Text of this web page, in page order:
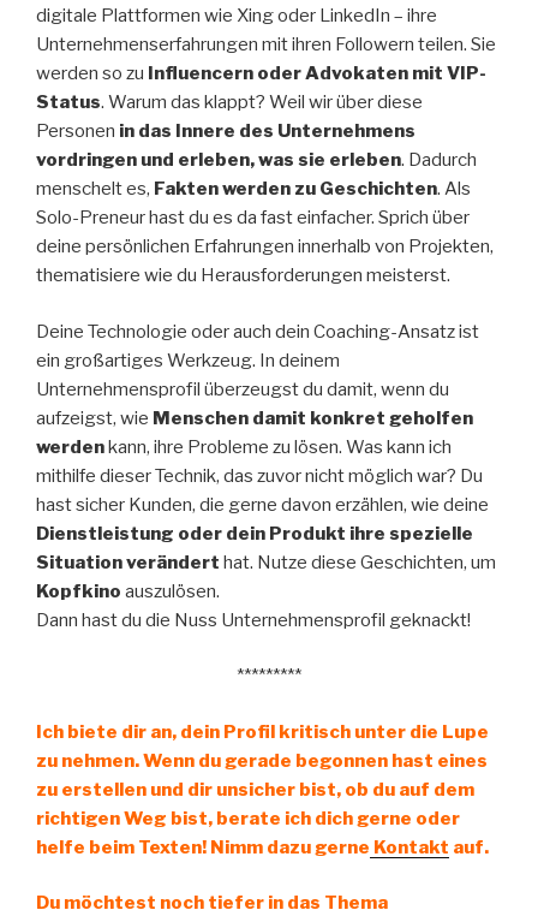
digitale Plattformen wie Xing oder LinkedIn – ihre
Unternehmenserfahrungen mit ihren Followern teilen. Sie
werden so zu Influencern oder Advokaten mit VIP-
Status. Warum das klappt? Weil wir über diese
Personen in das Innere des Unternehmens
vordringen und erleben, was sie erleben. Dadurch
menschelt es, Fakten werden zu Geschichten. Als
Solo-Preneur hast du es da fast einfacher. Sprich über
deine persönlichen Erfahrungen innerhalb von Projekten,
thematisiere wie du Herausforderungen meisterst.
Deine Technologie oder auch dein Coaching-Ansatz ist
ein großartiges Werkzeug. In deinem
Unternehmensprofil überzeugst du damit, wenn du
aufzeigst, wie Menschen damit konkret geholfen
werdenkann, ihre Probleme zu lösen. Was kann ich
mithilfe dieser Technik, das zuvor nicht möglich war? Du
hast sicher Kunden, die gerne davon erzählen, wie deine
Dienstleistung oder dein Produkt ihre spezielle
Situation verändert hat. Nutze diese Geschichten, um
Kopfkino auszulösen.
Dann hast du die Nuss Unternehmensprofil geknackt!
*********
Ich biete dir an, dein Profil kritisch unter die Lupe
zu nehmen. Wenn du gerade begonnen hast eines
zu erstellen und dir unsicher bist, ob du auf dem
richtigen Weg bist, berate ich dich gerne oder
helfe beim Texten! Nimm dazu gerne Kontakt auf.
Du möchtest noch tiefer in das Thema